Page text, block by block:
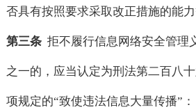
否具有按照要求采取改正措施的能力
第三条 拒不履行信息网络安全管理
之一的，应当认定为刑法第二百八
项规定的“致使违法信息大量传播”：